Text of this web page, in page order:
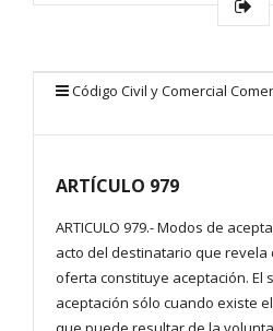
Código Civil y Comercial
ARTÍCULO 979
ARTICULO 979.- Modos de
acto del destinatario que revela
oferta constituye aceptación. El
aceptación sólo cuando existe